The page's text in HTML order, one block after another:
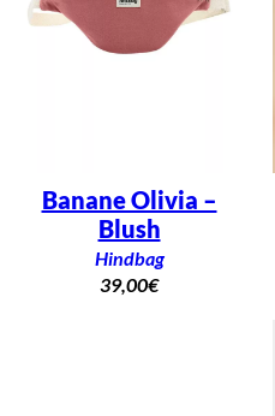
Banane Olivia –
Blush
Hindbag
39,00€